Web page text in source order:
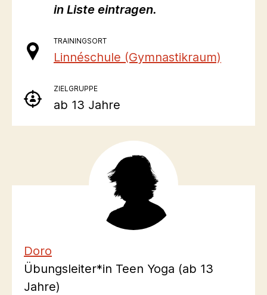
in Liste eintragen.
TRAININGSORT
Linnéschule (Gymnastikraum)
ZIELGRUPPE
ab 13 Jahre
Doro
Übungsleiter*in Teen Yoga (ab 13
Jahre)